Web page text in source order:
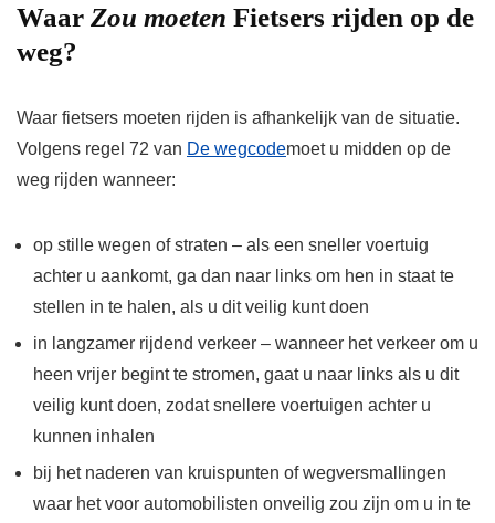
Waar Zou moeten Fietsers rijden op de
weg?
Waar fietsers moeten rijden is afhankelijk van de situatie.
Volgens regel 72 van De wegcodemoet u midden op de
weg rijden wanneer:
op stille wegen of straten – als een sneller voertuig
achter u aankomt, ga dan naar links om hen in staat te
stellen in te halen, als u dit veilig kunt doen
in langzamer rijdend verkeer – wanneer het verkeer om u
heen vrijer begint te stromen, gaat u naar links als u dit
veilig kunt doen, zodat snellere voertuigen achter u
kunnen inhalen
bij het naderen van kruispunten of wegversmallingen
waar het voor automobilisten onveilig zou zijn om u in te